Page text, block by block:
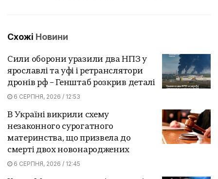
Схожі Новини
Сили оборони уразили два НПЗ у
ярославлі та уфі і ретранслятори
дронів рф – Генштаб розкрив деталі
6 СЕРПНЯ, 2026 / 12:53
В Україні викрили схему
незаконного сурогатного
материнства, що призвела до
смерті двох новонароджених
6 СЕРПНЯ, 2026 / 12:45